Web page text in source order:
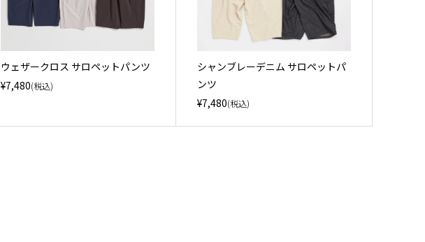
ウェザークロス サロペットパンツ
¥7,480(税込)
シャンブレーデニム サロペットパ
ンツ
¥7,480(税込)